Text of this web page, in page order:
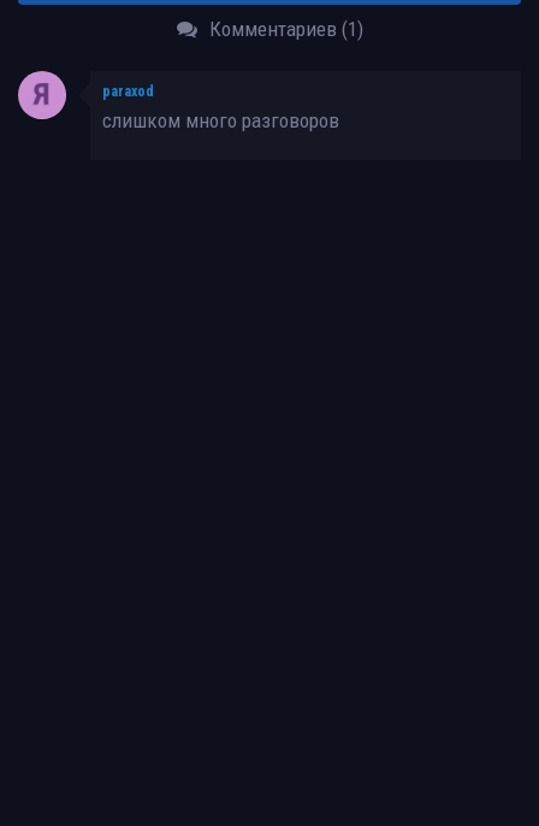
Комментариев (1)
paraxod
слишком много разговоров